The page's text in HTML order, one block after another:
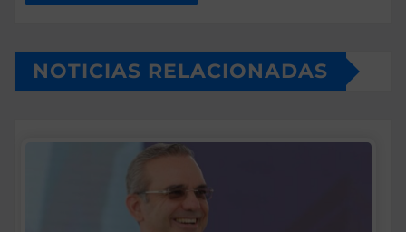
NOTICIAS RELACIONADAS